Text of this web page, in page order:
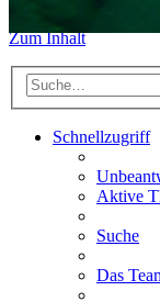
Zum Inhalt
Schnellzugriff
Aktive
Suche
Das